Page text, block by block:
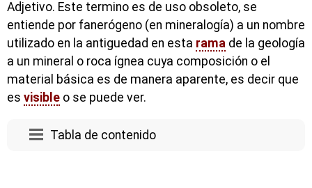
Adjetivo. Este termino es de uso obsoleto, se
entiende por fanerógeno (en mineralogía) a un nombre
utilizado en la antiguedad en esta rama de la geología
a un mineral o roca ígnea cuya composición o el
material básica es de manera aparente, es decir que
es visible o se puede ver.
Tabla de contenido